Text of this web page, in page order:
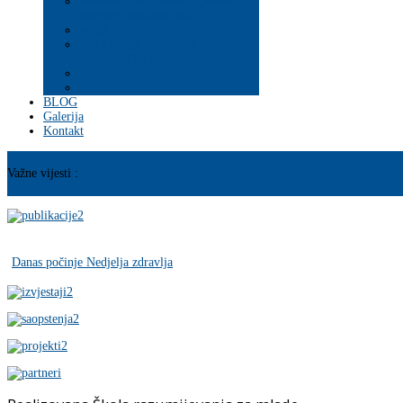
BLOG
Galerija
Kontakt
Važne vijesti :
Danas počinje Nedjelja zdravlja